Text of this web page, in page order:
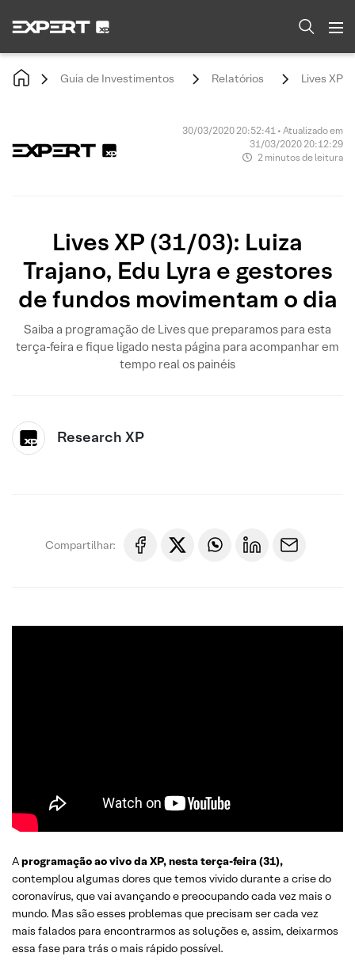
Guia de Investimentos Relatórios Lives XP
30/03/2020 20:52:41 • Atualizado em
31/03/2020 20:12:29
2 minutos de leitura
Lives XP (31/03): Luiza
Trajano, Edu Lyra e gestores
de fundos movimentam o dia
Saiba a programação de Lives que preparamos para esta
terça-feira e fique ligado nesta página para acompanhar em
tempo real os painéis
Research XP
Compartilhar:
Aprogramação ao vivo da XP, nesta terça-feira (31),
contemplou algumas dores que temos vivido durante a crise do
coronavírus, que vai avançando e preocupando cada vez mais o
mundo. Mas são esses problemas que precisam ser cada vez
mais falados para encontrarmos as soluções e, assim, deixarmos
essa fase para trás o mais rápido possível.